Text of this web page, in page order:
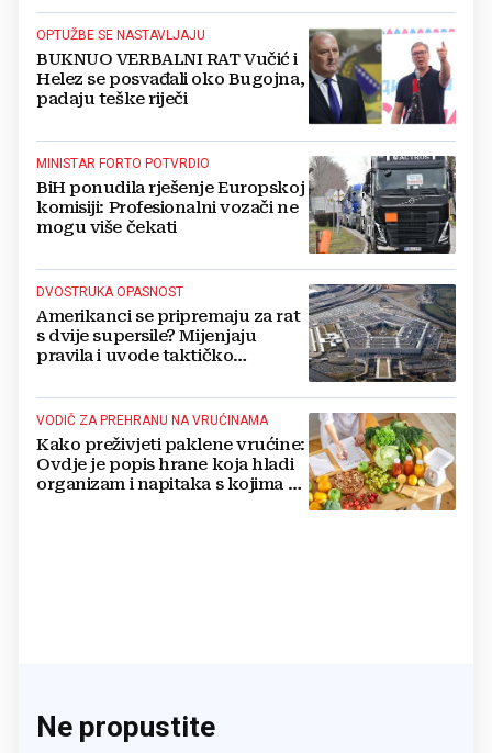
OPTUŽBE SE NASTAVLJAJU
BUKNUO VERBALNI RAT Vučić i
Helez se posvađali oko Bugojna,
padaju teške riječi
MINISTAR FORTO POTVRDIO
BiH ponudila rješenje Europskoj
komisiji: Profesionalni vozači ne
mogu više čekati
DVOSTRUKA OPASNOST
Amerikanci se pripremaju za rat
s dvije supersile? Mijenjaju
pravila i uvode taktičko
VODIČ ZA PREHRANU NA VRUĆINAMA
Kako preživjeti paklene vrućine:
Ovdje je popis hrane koja hladi
organizam i napitaka s kojima si
Ne propustite